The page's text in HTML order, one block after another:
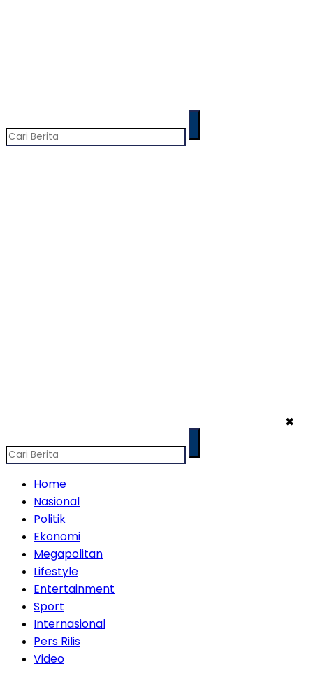
✖
Home
Nasional
Politik
Ekonomi
Megapolitan
Lifestyle
Entertainment
Sport
Internasional
Pers Rilis
Video